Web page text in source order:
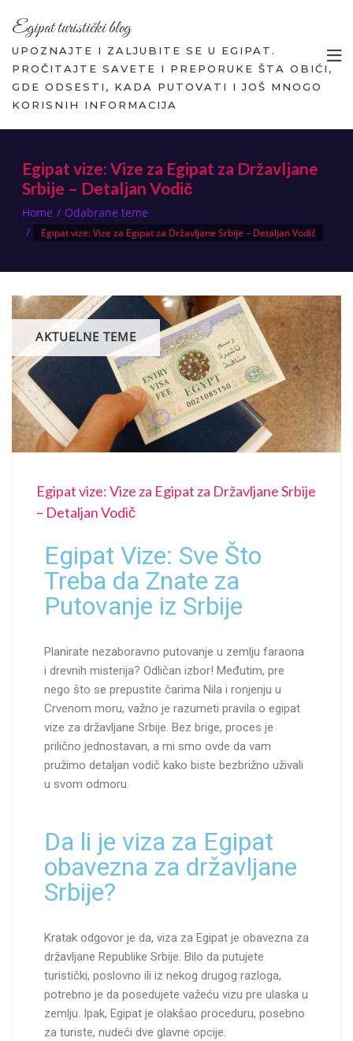
Egipat turistički blog
UPOZNAJTE I ZALJUBITE SE U EGIPAT.
PROČITAJTE SAVETE I PREPORUKE ŠTA OBIĆI,
GDE ODSESTI, KADA PUTOVATI I JOŠ MNOGO
KORISNIH INFORMACIJA
Egipat vize: Vize za Egipat za Državljane
Srbije – Detaljan Vodič
Home Odabrane teme
Egipat vize: Vize za Egipat za Državljane Srbije – Detaljan Vodič
AKTUELNE TEME
Egipat vize: Vize za Egipat za Državljane Srbije
– Detaljan Vodič
Egipat Vize: Sve Što
Treba da Znate za
Putovanje iz Srbije
Planirate nezaboravno putovanje u zemlju faraona
i drevnih misterija? Odličan izbor! Međutim, pre
nego što se prepustite čarima Nila i ronjenju u
Crvenom moru, važno je razumeti pravila o egipat
vize za državljane Srbije. Bez brige, proces je
prilično jednostavan, a mi smo ovde da vam
pružimo detaljan vodič kako biste bezbrižno uživali
u svom odmoru.
Da li je viza za Egipat
obavezna za državljane
Srbije?
Kratak odgovor je da, viza za Egipat je obavezna za
državljane Republike Srbije. Bilo da putujete
turistički, poslovno ili iz nekog drugog razloga,
potrebno je da posedujete važeću vizu pre ulaska u
zemlju. Ipak, Egipat je olakšao proceduru, posebno
za turiste, nudeći dve glavne opcije.